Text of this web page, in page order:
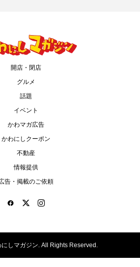
開店・閉店
グルメ
話題
イベント
かわマガ広告
かわにしクーポン
不動産
情報提供
告・掲載のご依頼
しマガジン. All Rights Reserved.